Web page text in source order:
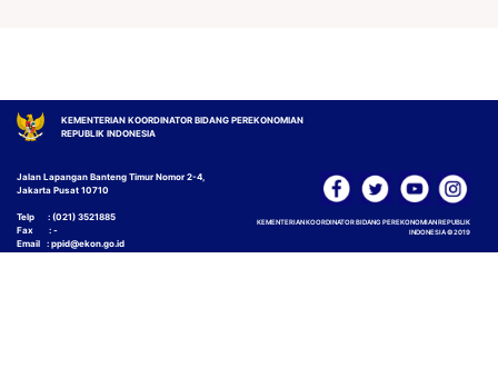
KEMENTERIAN KOORDINATOR BIDANG PEREKONOMIAN
REPUBLIK INDONESIA
Jalan Lapangan Banteng Timur Nomor 2-4,
Jakarta Pusat 10710
Telp : (021) 3521885
Fax : -
Email : ppid@ekon.go.id
KEMENTERIAN KOORDINATOR BIDANG PEREKONOMIAN REPUBLIK
INDONESIA © 2019